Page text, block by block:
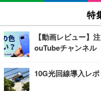
特
【動画レビュー】
ouTubeチャンネル
10G光回線導入レポ